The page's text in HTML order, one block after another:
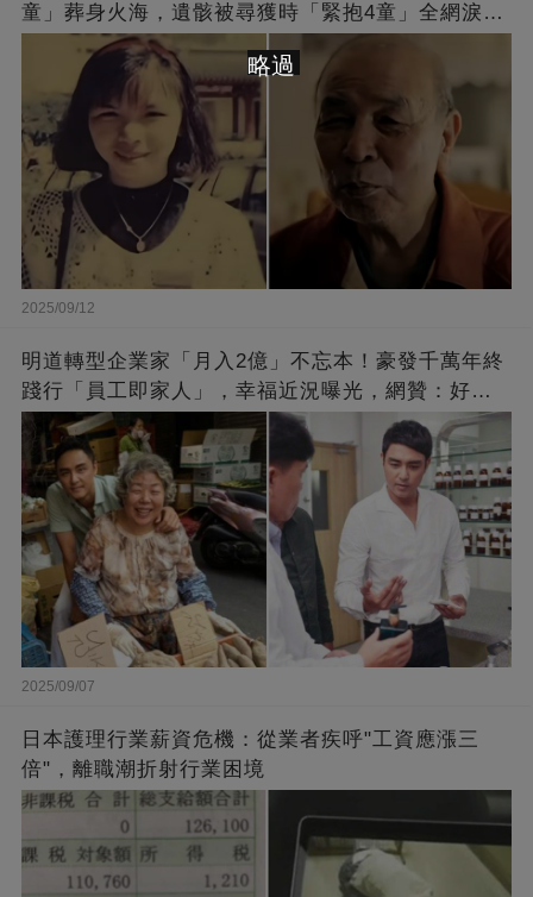
童」葬身火海，遺骸被尋獲時「緊抱4童」全網淚
崩：真正的英雄不該被遺忘
2025/09/12
明道轉型企業家「月入2億」不忘本！豪發千萬年終
踐行「員工即家人」，幸福近況曝光，網贊：好老
闆的福報
2025/09/07
日本護理行業薪資危機：從業者疾呼"工資應漲三
倍"，離職潮折射行業困境
略過